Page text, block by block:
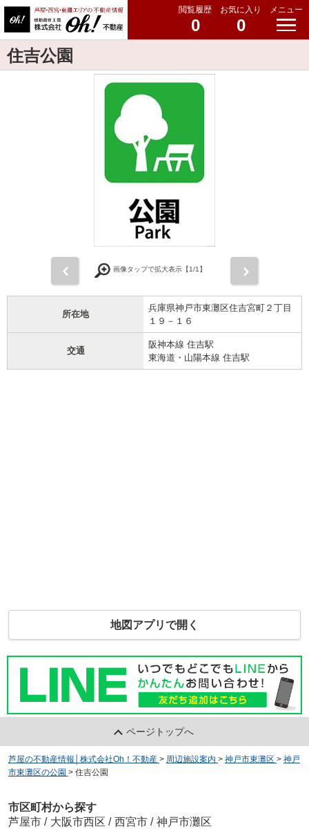
閲覧履歴
0
お気に入り
0
メニュー
住吉公園
画像タップで拡大表示【1/1】
所在地
兵庫県神戸市東灘区住吉宮町２丁目
１９－１６
交通
阪神本線 住吉駅
東海道・山陽本線 住吉駅
地図アプリで開く
ページトップへ
芦屋の不動産情報│株式会社Oh！不動産 > 周辺施設案内 > 神戸市東灘区 > 神戸
市東灘区の公園 > 住吉公園
市区町村から探す
芦屋市 / 大阪市西区 / 西宮市 / 神戸市灘区